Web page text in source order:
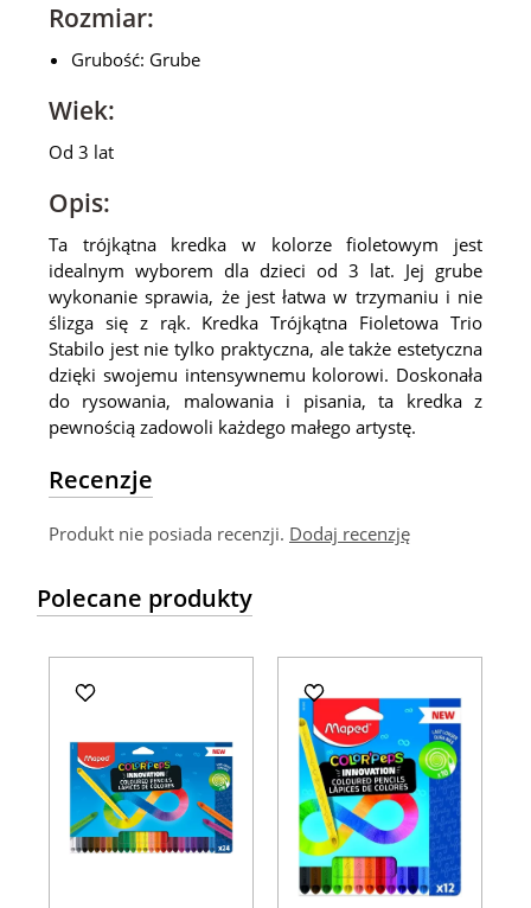
Rozmiar:
Grubość: Grube
Wiek:
Od 3 lat
Opis:
Ta trójkątna kredka w kolorze fioletowym jest
idealnym wyborem dla dzieci od 3 lat. Jej grube
wykonanie sprawia, że jest łatwa w trzymaniu i nie
ślizga się z rąk. Kredka Trójkątna Fioletowa Trio
Stabilo jest nie tylko praktyczna, ale także estetyczna
dzięki swojemu intensywnemu kolorowi. Doskonała
do rysowania, malowania i pisania, ta kredka z
pewnością zadowoli każdego małego artystę.
Recenzje
Produkt nie posiada recenzji. Dodaj recenzję
Polecane produkty